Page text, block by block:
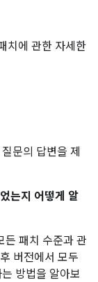
치에 관한 자세한
문의 답변을 제
는지 어떻게 알
패치 수준과 관
버전에서 모두
방법을 알아보